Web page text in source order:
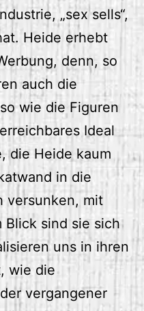
„sex sells“,
Heide erhebt
denn, so
auch die
wie die Figuren
Ideal
die Heide kaum
in die
versunken, mit
sind sie sich
uns in ihren
wie die
vergangener